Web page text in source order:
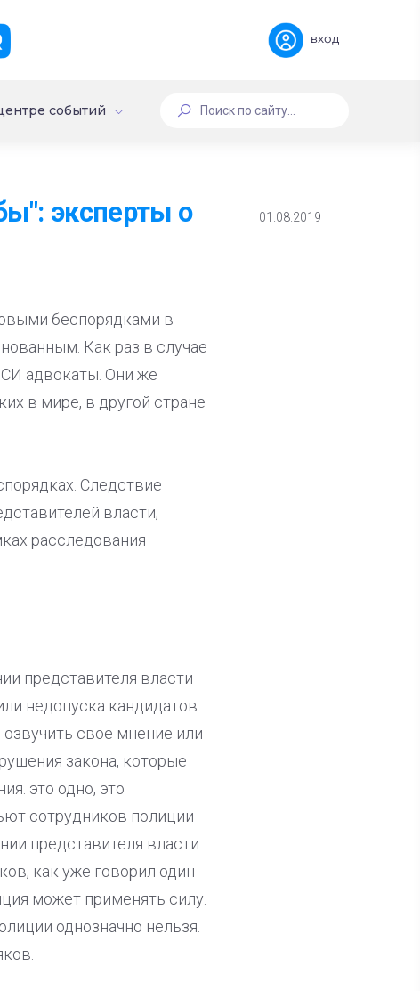
вход
событий
эксперты о
01.08.2019
беспорядками в
Как раз в случае
адвокаты. Они же
в мире, в другой стране
Следствие
власти,
расследования
представителя власти
недопуска кандидатов
свое мнение или
закона, которые
это одно, это
сотрудников полиции
представителя власти.
как уже говорил один
может применять силу.
однозначно нельзя.